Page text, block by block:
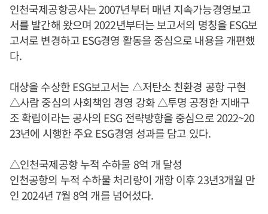
인천국제공항공사는 2007년부터 매년 지속가능경영보고
서를 발간해 왔으며 2022년부터는 보고서의 명칭을 ESG보
고서로 변경하고 ESG경영 활동을 중심으로 내용을 개편했
다.
대상을 수상한 ESG보고서는 △저탄소 친환경 공항 구현
△사람 중심의 사회책임 경영 강화 △투명 공정한 지배구
조 확립이라는 공사의 ESG 전략방향을 중심으로 2022~20
23년에 시행한 주요 ESG경영 성과를 담고 있다.
△인천국제공항 누적 수하물 8억 개 달성
인천공항의 누적 수하물 처리량이 개항 이후 23년3개월 만
인 2024년 7월 8억 개를 넘어섰다.